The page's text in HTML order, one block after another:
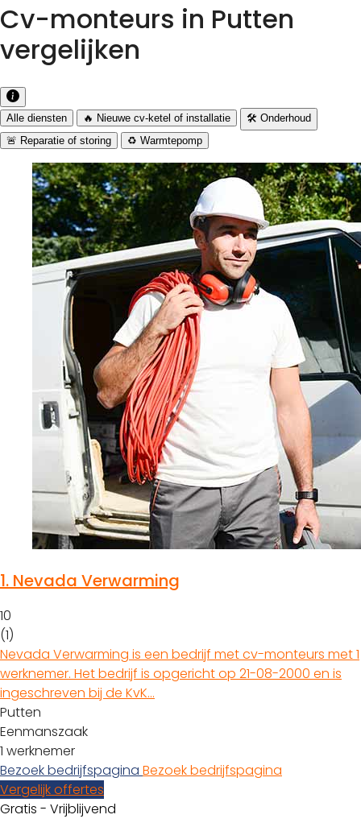
Cv-monteurs in Putten
vergelijken
Alle diensten 🔥 Nieuwe cv-ketel of installatie
🛠️ Onderhoud
🚨 Reparatie of storing
♻️ Warmtepomp
1. Nevada Verwarming
10
(1)
Nevada Verwarming is een bedrijf met cv-monteurs met 1
werknemer. Het bedrijf is opgericht op 21-08-2000 en is
ingeschreven bij de KvK…
Putten
Eenmanszaak
1 werknemer
Bezoek bedrijfspagina Bezoek bedrijfspagina
Vergelijk offertes
Gratis - Vrijblijvend